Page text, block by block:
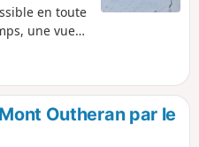
en toute
une vue
de
Outheran par le